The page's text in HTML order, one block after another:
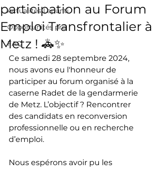
Actualités Lapunti
Opportunités pro
FAQ
participation au Forum
Emploi Transfrontalier à
Metz ! 🚓✨
Ce samedi 28 septembre 2024,
nous avons eu l'honneur de
participer au forum organisé à la
caserne Radet de la gendarmerie
de Metz. L’objectif ? Rencontrer
des candidats en reconversion
professionnelle ou en recherche
d’emploi.
Nous espérons avoir pu les